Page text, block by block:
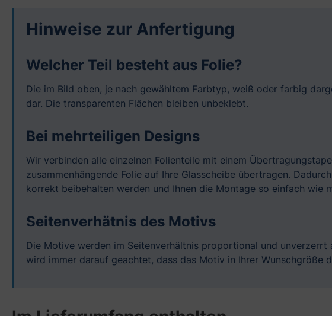
Hinweise zur Anfertigung
Welcher Teil besteht aus Folie?
Die im Bild oben, je nach gewähltem Farbtyp, weiß oder farbig
dar. Die transparenten Flächen bleiben unbeklebt.
Bei mehrteiligen Designs
Wir verbinden alle einzelnen Folienteile mit einem
zusammenhängende Folie auf Ihre Glasscheibe übertragen.
korrekt beibehalten werden und Ihnen die Montage so einfach wie
Seitenverhätnis des Motivs
Die Motive werden im Seitenverhältnis proportional und unverzerrt
wird immer darauf geachtet, dass das Motiv in Ihrer Wunschgröße